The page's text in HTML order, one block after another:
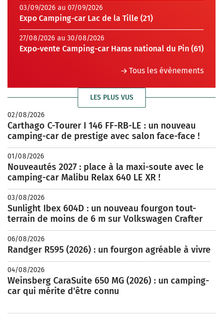
03/09/2026 au 07/09/2026
Expo Camping-car Lac de la Tille (21)
27/08/2026 au 30/08/2026
Expo-vente Camping-car Haras national du Pin (61)
Tous les évènements
LES PLUS VUS
02/08/2026
Carthago C-Tourer I 146 FF-RB-LE : un nouveau
camping-car de prestige avec salon face-face !
01/08/2026
Nouveautés 2027 : place à la maxi-soute avec le
camping-car Malibu Relax 640 LE XR !
03/08/2026
Sunlight Ibex 604D : un nouveau fourgon tout-
terrain de moins de 6 m sur Volkswagen Crafter
06/08/2026
Randger R595 (2026) : un fourgon agréable à vivre
04/08/2026
Weinsberg CaraSuite 650 MG (2026) : un camping-
car qui mérite d'être connu